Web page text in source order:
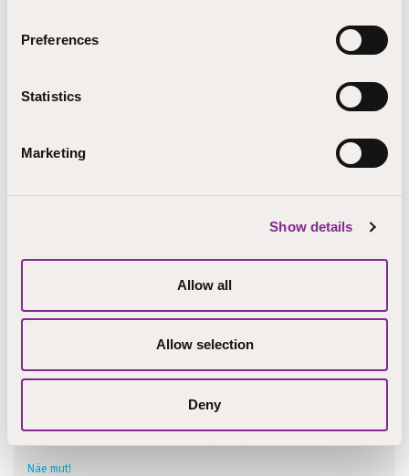
Preferences
Statistics
Marketing
Show details
Allow all
Allow selection
Deny
Aikuisten ohjaustoiminnan konseptointi ja mallintaminen Etelä-Savossa
kansanopistoissa
Hyvinvointia ja osallisuutta kansanopistojen ammatillisesta
Loiste 7
Me osataan! Omilla taidoilla työelämään
Näe mut!